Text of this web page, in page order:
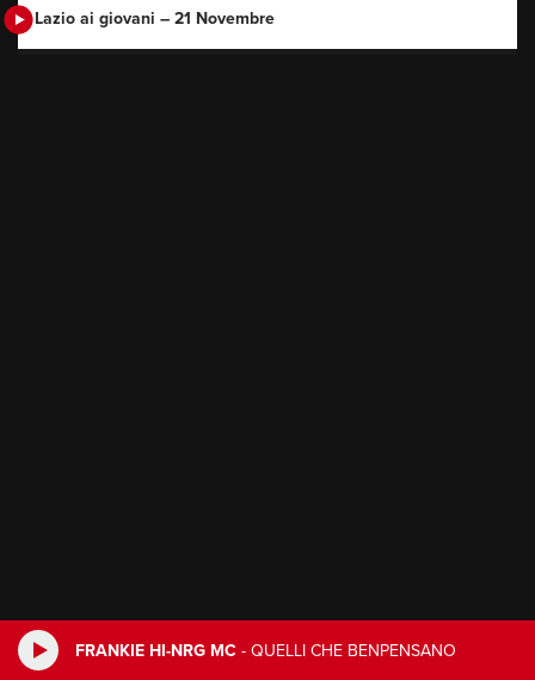
FRANKIE HI-NRG MC - QUELLI CHE BENPENSANO
Lazio ai giovani – 21 Novembre